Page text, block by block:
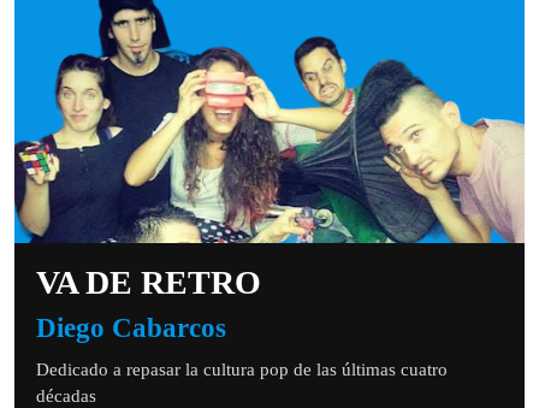
VA DE RETRO
Diego Cabarcos
Dedicado a repasar la cultura pop de las últimas cuatro
décadas